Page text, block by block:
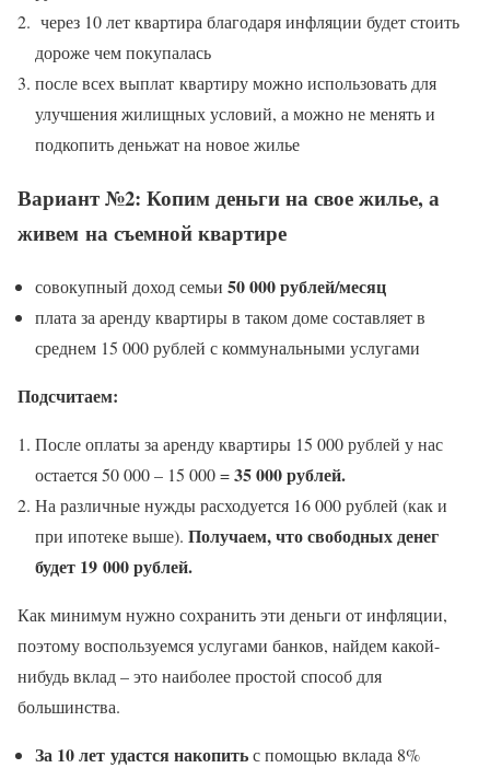
через 10 лет квартира благодаря инфляции будет стоить
дороже чем покупалась
после всех выплат квартиру можно использовать для
улучшения жилищных условий, а можно не менять и
подкопить деньжат на новое жилье
Вариант №2: Копим деньги на свое жилье, а
живем на съемной квартире
совокупный доход семьи 50 000 рублей/месяц
плата за аренду квартиры в таком доме составляет в
среднем 15 000 рублей с коммунальными услугами
Подсчитаем:
После оплаты за аренду квартиры 15 000 рублей у нас
остается 50 000 – 15 000 =35 000 рублей.
На различные нужды расходуется 16 000 рублей (как и
при ипотеке выше). Получаем, что свободных денег
будет 19 000 рублей.
Как минимум нужно сохранить эти деньги от инфляции,
поэтому воспользуемся услугами банков, найдем какой-
нибудь вклад – это наиболее простой способ для
большинства.
За 10 лет удастся накопитьс помощью вклада 8%